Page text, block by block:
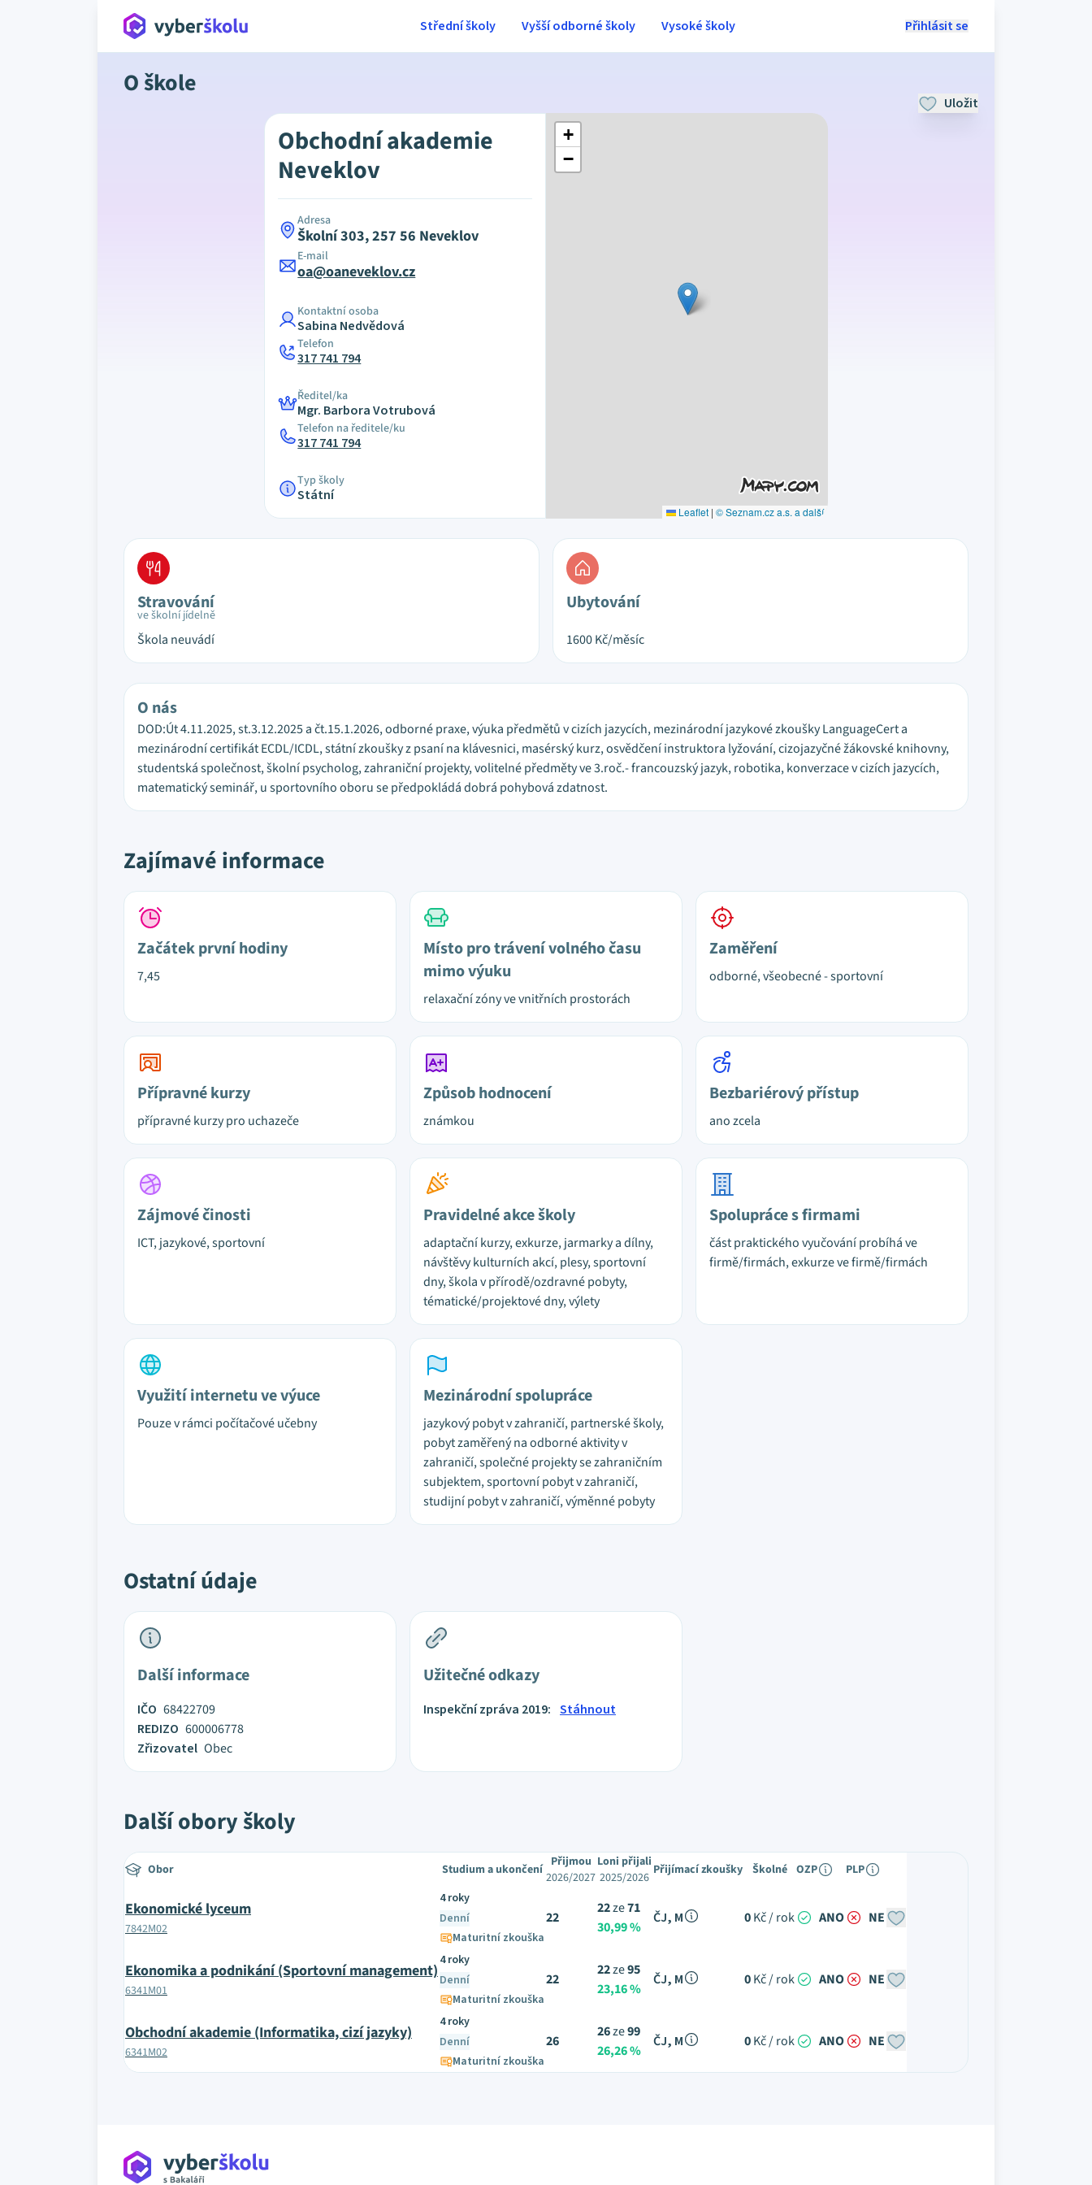
Přihlásit se
Střední školy Vyšší odborné školy Vysoké školy
O škole
Uložit
Obchodní akademie
Neveklov
Adresa
Školní 303, 257 56 Neveklov
E-mail
oa@oaneveklov.cz
Kontaktní osoba
Sabina Nedvědová
Telefon
317 741 794
Ředitel/ka
Mgr. Barbora Votrubová
Telefon na ředitele/ku
317 741 794
Typ školy
Státní
+
−
Leaflet | © Seznam.cz a.s. a další
Stravování
ve školní jídelně
Škola neuvádí
Ubytování
1600Kč/měsíc
O nás
DOD:Út 4.11.2025, st.3.12.2025 a čt.15.1.2026, odborné praxe, výuka předmětů v cizích jazycích, mezinárodní jazykové zkoušky LanguageCert a
mezinárodní certifikát ECDL/ICDL, státní zkoušky z psaní na klávesnici, masérský kurz, osvědčení instruktora lyžování, cizojazyčné žákovské knihovny,
studentská společnost, školní psycholog, zahraniční projekty, volitelné předměty ve 3.roč.- francouzský jazyk, robotika, konverzace v cizích jazycích,
matematický seminář, u sportovního oboru se předpokládá dobrá pohybová zdatnost.
Zajímavé informace
Začátek první hodiny
7,45
Místo pro trávení volného času
mimo výuku
relaxační zóny ve vnitřních prostorách
Zaměření
odborné, všeobecné - sportovní
Přípravné kurzy
přípravné kurzy pro uchazeče
Způsob hodnocení
známkou
Bezbariérový přístup
ano zcela
Zájmové činosti
ICT, jazykové, sportovní
Pravidelné akce školy
adaptační kurzy, exkurze, jarmarky a dílny,
návštěvy kulturních akcí, plesy, sportovní
dny, škola v přírodě/ozdravné pobyty,
tématické/projektové dny, výlety
Spolupráce s firmami
část praktického vyučování probíhá ve
firmě/firmách, exkurze ve firmě/firmách
Využití internetu ve výuce
Pouze v rámci počítačové učebny
Mezinárodní spolupráce
jazykový pobyt v zahraničí, partnerské školy,
pobyt zaměřený na odborné aktivity v
zahraničí, společné projekty se zahraničním
subjektem, sportovní pobyt v zahraničí,
studijní pobyt v zahraničí, výměnné pobyty
Ostatní údaje
Další informace
IČO 68422709
REDIZO 600006778
Zřizovatel Obec
Užitečné odkazy
Inspekční zpráva 2019: Stáhnout
Další obory školy
Obor Studium a ukončení Přijmou
2026/2027
Loni přijali
2025/2026 Přijímací zkoušky Školné OZP PLP
Ekonomické lyceum
7842M02
4 roky
Denní
Maturitní zkouška
22
22ze71
30,99 %
ČJ, M 0Kč / rok ANO NE
Ekonomika a podnikání (Sportovní management)
6341M01
4 roky
Denní
Maturitní zkouška
22
22ze95
23,16 %
ČJ, M 0Kč / rok ANO NE
Obchodní akademie (Informatika, cizí jazyky)
6341M02
4 roky
Denní
Maturitní zkouška
26
26ze99
26,26 %
ČJ, M 0Kč / rok ANO NE